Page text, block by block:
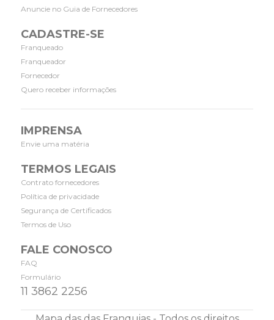
Anuncie no Guia de Fornecedores
CADASTRE-SE
Franqueado
Franqueador
Fornecedor
Quero receber informações
IMPRENSA
Envie uma matéria
TERMOS LEGAIS
Contrato fornecedores
Política de privacidade
Segurança de Certificados
Termos de Uso
FALE CONOSCO
FAQ
Formulário
11 3862 2256